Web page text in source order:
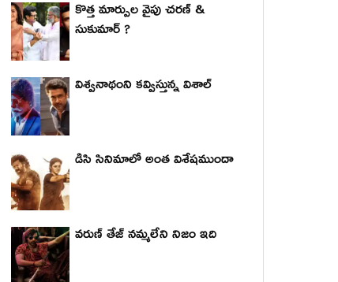
కొత్త మార్పుల వైపు చరణ్ &
సుకుమార్ ?
విశ్వనాథంని కవ్విస్తున్న విశాల్
డిసి సినిమాలో అంత విశేషముందా
వరుణ్ తేజ్ నమ్మలేని నిజం ఇది